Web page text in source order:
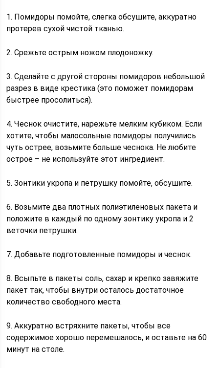
1. Помидоры помойте, слегка обсушите, аккуратно
протерев сухой чистой тканью.
2. Срежьте острым ножом плодоножку.
3. Сделайте с другой стороны помидоров небольшой
разрез в виде крестика (это поможет помидорам
быстрее просолиться).
4. Чеснок очистите, нарежьте мелким кубиком. Если
хотите, чтобы малосольные помидоры получились
чуть острее, возьмите больше чеснока. Не любите
острое – не используйте этот ингредиент.
5. Зонтики укропа и петрушку помойте, обсушите.
6. Возьмите два плотных полиэтиленовых пакета и
положите в каждый по одному зонтику укропа и 2
веточки петрушки.
7. Добавьте подготовленные помидоры и чеснок.
8. Всыпьте в пакеты соль, сахар и крепко завяжите
пакет так, чтобы внутри осталось достаточное
количество свободного места.
9. Аккуратно встряхните пакеты, чтобы все
содержимое хорошо перемешалось, и оставьте на 60
минут на столе.